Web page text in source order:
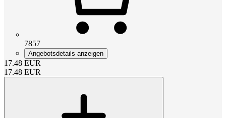
7857
Angebotsdetails anzeigen
17.48 EUR
17.48 EUR